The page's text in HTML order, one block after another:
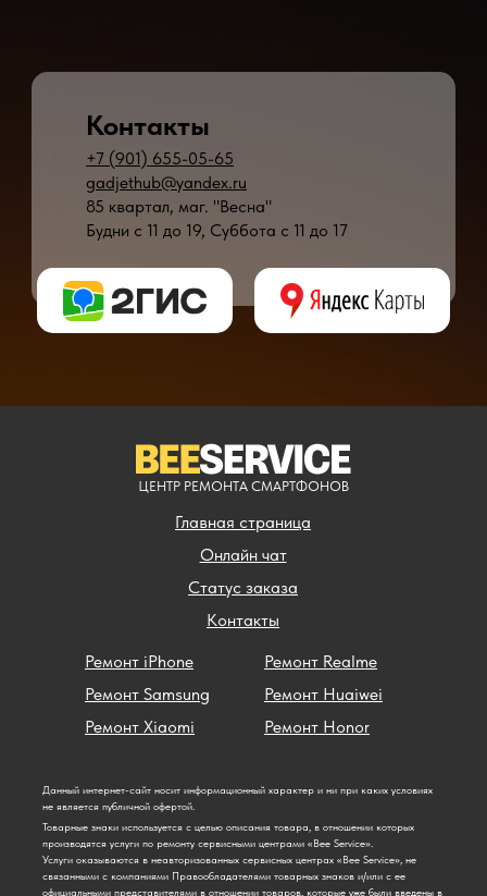
+7 (901) 655-05-65
gadjethub@yandex.ru
85 квартал, маг. "Весна"
Будни с 11 до 19, Суббота с 11 до 17
Контакты
Главная страница
Контакты
Статус заказа
Ремонт iPhone
Ремонт Samsung
Ремонт Xiaomi
Ремонт Realme
Ремонт Huaiwei
Ремонт Honor
* - время ремонта может меняться в зависимости от модели устройства и
Товарные знаки используется с целью описания товара, в отношении которых
производятся услуги по ремонту сервисными центрами «Bee Service».
Услуги оказываются в неавторизованных сервисных центрах «Bee Service», не
связанными с компаниями Правообладателями товарных знаков и/или с ее
официальными представителями в отношении товаров, которые уже были введены в
Данный интернет-сайт носит информационный характер и ни при каких условиях
не является публичной офертой.
Онлайн чат
ЦЕНТР РЕМОНТА СМАРТФОНОВ